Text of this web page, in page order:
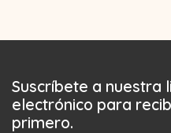
Suscríbete a nuestra
electrónico para
primero.